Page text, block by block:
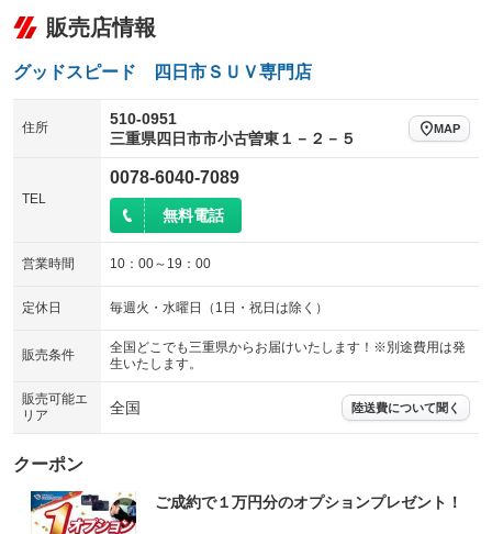
販売店情報
グッドスピード 四日市ＳＵＶ専門店
住所
510-0951
三重県四日市市小古曽東１－２－５
MAP
TEL
0078-6040-7089
無料電話
営業時間 10：00～19：00
定休日 毎週火・水曜日（1日・祝日は除く）
販売条件
全国どこでも三重県からお届けいたします！※別途費用は発
生いたします。
販売可能エ
リア
全国 陸送費について聞く
クーポン
ご成約で１万円分のオプションプレゼント！